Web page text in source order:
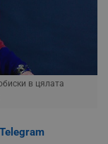
в цялата
Telegram